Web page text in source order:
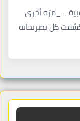
…_مرّة أخرى
كل تصريحاته